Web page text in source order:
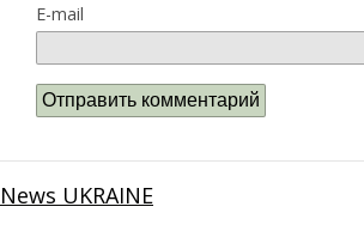
E-mail
News UKRAINE